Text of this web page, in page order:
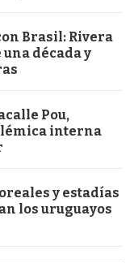
Brasil: Rivera
década y
Pou,
interna
y estadías
los uruguayos